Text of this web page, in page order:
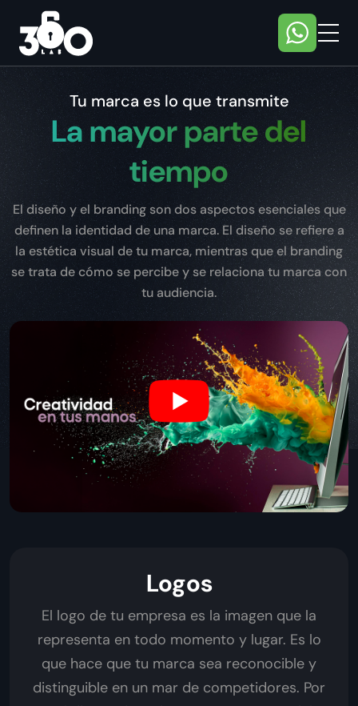
Tu marca es lo que transmite
La mayor parte del
tiempo
El diseño y el branding son dos aspectos esenciales que
definen la identidad de una marca. El diseño se refiere a
la estética visual de tu marca, mientras que el branding
se trata de cómo se percibe y se relaciona tu marca con
tu audiencia.
Logos
El logo de tu empresa es la imagen que la
representa en todo momento y lugar. Es lo
que hace que tu marca sea reconocible y
distinguible en un mar de competidores. Por